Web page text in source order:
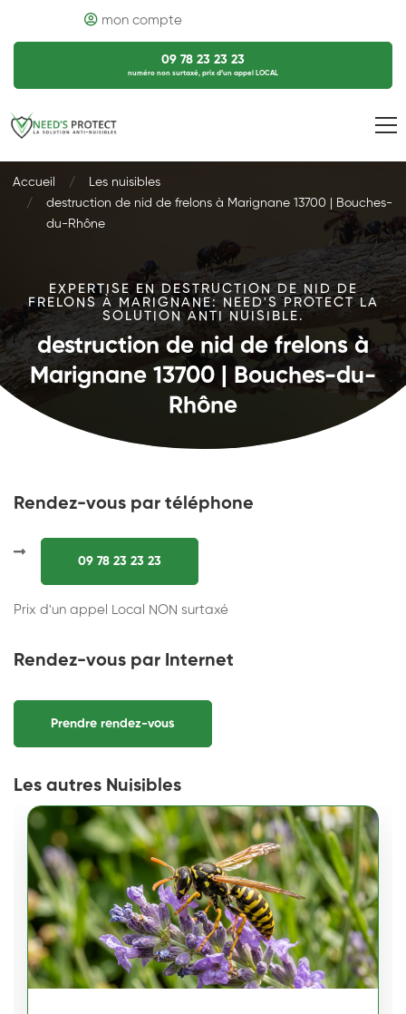
mon compte
09 78 23 23 23
numéro non surtaxé, prix d’un appel LOCAL
Accueil
Les nuisibles
destruction de nid de frelons à Marignane 13700 | Bouches-
du-Rhône
EXPERTISE EN DESTRUCTION DE NID DE
FRELONS À MARIGNANE: NEED'S PROTECT LA
SOLUTION ANTI NUISIBLE.
destruction de nid de frelons à
Marignane 13700 | Bouches-du-
Rhône
Rendez-vous par téléphone
09 78 23 23 23
Prix d'un appel Local NON surtaxé
Rendez-vous par Internet
Prendre rendez-vous
Les autres Nuisibles